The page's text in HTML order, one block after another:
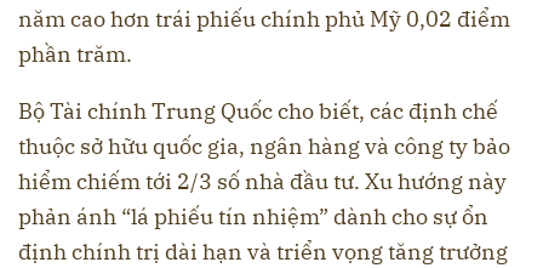
năm cao hơn trái phiếu chính phủ Mỹ 0,02 điểm
phần trăm.
Bộ Tài chính Trung Quốc cho biết, các định chế
thuộc sở hữu quốc gia, ngân hàng và công ty bảo
hiểm chiếm tới 2/3 số nhà đầu tư. Xu hướng này
phản ánh “lá phiếu tín nhiệm” dành cho sự ổn
định chính trị dài hạn và triển vọng tăng trưởng